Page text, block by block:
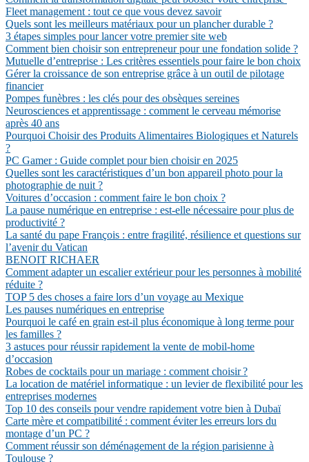
Fleet management : tout ce que vous devez savoir
Quels sont les meilleurs matériaux pour un plancher durable ?
3 étapes simples pour lancer votre premier site web
Comment bien choisir son entrepreneur pour une fondation solide ?
Mutuelle d’entreprise : Les critères essentiels pour faire le bon choix
Gérer la croissance de son entreprise grâce à un outil de pilotage
financier
Pompes funèbres : les clés pour des obsèques sereines
Neurosciences et apprentissage : comment le cerveau mémorise
après 40 ans
Pourquoi Choisir des Produits Alimentaires Biologiques et Naturels
?
PC Gamer : Guide complet pour bien choisir en 2025
Quelles sont les caractéristiques d’un bon appareil photo pour la
photographie de nuit ?
Voitures d’occasion : comment faire le bon choix ?
La pause numérique en entreprise : est-elle nécessaire pour plus de
productivité ?
La santé du pape François : entre fragilité, résilience et questions sur
l’avenir du Vatican
BENOIT RICHAER
Comment adapter un escalier extérieur pour les personnes à mobilité
réduite ?
TOP 5 des choses a faire lors d’un voyage au Mexique
Les pauses numériques en entreprise
Pourquoi le café en grain est-il plus économique à long terme pour
les familles ?
3 astuces pour réussir rapidement la vente de mobil-home
d’occasion
Robes de cocktails pour un mariage : comment choisir ?
La location de matériel informatique : un levier de flexibilité pour les
entreprises modernes
Top 10 des conseils pour vendre rapidement votre bien à Dubaï
Carte mère et compatibilité : comment éviter les erreurs lors du
montage d’un PC ?
Comment réussir son déménagement de la région parisienne à
Toulouse ?